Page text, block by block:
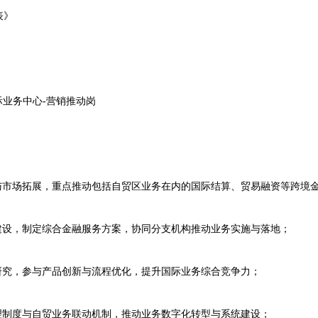
务中心-营销推动岗
拓展，重点推动包括自贸区业务在内的国际结算、贸易融资等跨境
制定综合金融服务方案，协同分支机构推动业务实施与落地；
参与产品创新与流程优化，提升国际业务综合竞争力；
与自贸业务联动机制，推动业务数字化转型与系统建设；